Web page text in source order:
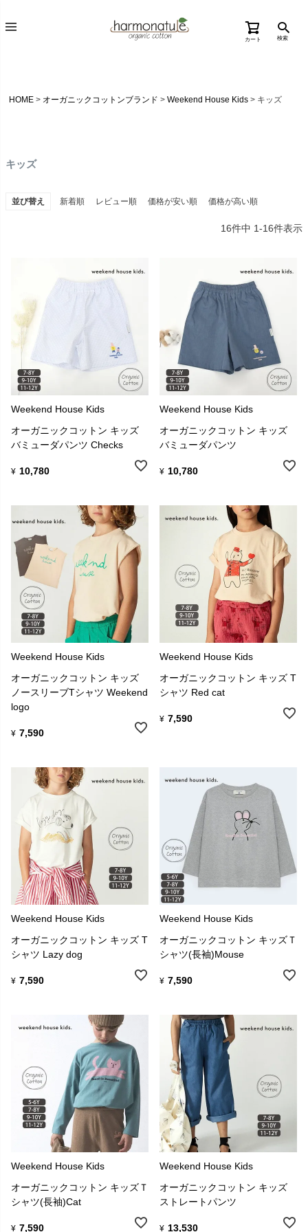
カート 検索
HOME オーガニックコットンブランド Weekend House Kids キッズ
キッズ
並び替え 新着順 レビュー順 価格が安い順 価格が高い順
16件中 1-16件表示
Weekend House Kids
オーガニックコットン キッズ
バミューダパンツ Checks
¥ 10,780
Weekend House Kids
オーガニックコットン キッズ
バミューダパンツ
¥ 10,780
Weekend House Kids
オーガニックコットン キッズ
ノースリーブTシャツ Weekend
logo
¥ 7,590
Weekend House Kids
オーガニックコットン キッズ T
シャツ Red cat
¥ 7,590
Weekend House Kids
オーガニックコットン キッズ T
シャツ Lazy dog
¥ 7,590
Weekend House Kids
オーガニックコットン キッズＴ
シャツ(長袖)Mouse
¥ 7,590
Weekend House Kids
オーガニックコットン キッズＴ
シャツ(長袖)Cat
¥ 7,590
Weekend House Kids
オーガニックコットン キッズ
ストレートパンツ
¥ 13,530